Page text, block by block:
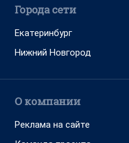
Города сети
Екатеринбург
Нижний Новгород
О компании
Реклама на сайте